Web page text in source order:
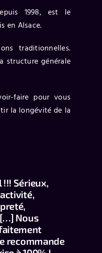
1998, est le
en Alsace.
traditionnelles.
structure générale
faire pour vous
la longévité de la
Sérieux,
Nous
recommande